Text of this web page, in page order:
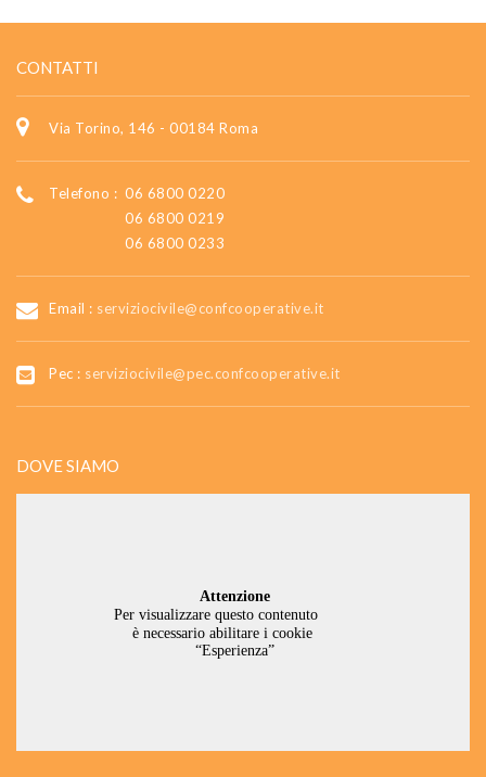
CONTATTI
Via Torino, 146 - 00184 Roma
Telefono : 06 6800 0220
06 6800 0219
06 6800 0233
Email : serviziocivile@confcooperative.it
Pec : serviziocivile@pec.confcooperative.it
DOVE SIAMO